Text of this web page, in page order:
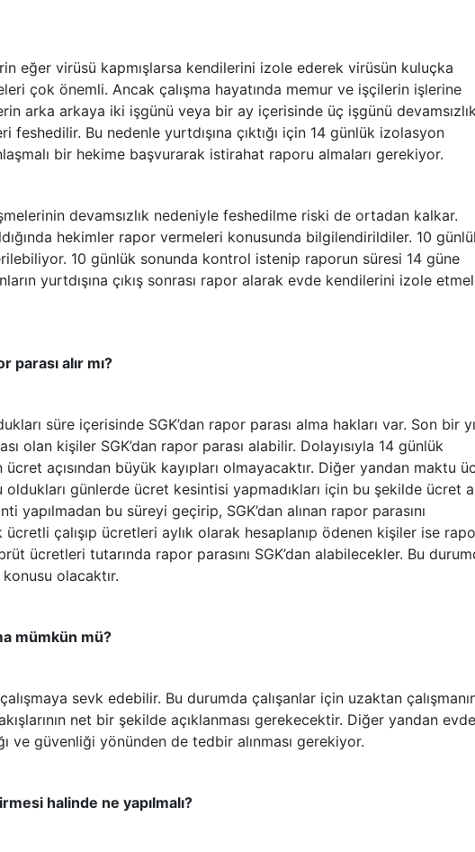
eğer virüsü kapmışlarsa kendilerini izole ederek virüsün kuluçka
çok önemli. Ancak çalışma hayatında memur ve işçilerin işlerine
arka arkaya iki işgünü veya bir ay içerisinde üç işgünü
feshedilir. Bu nedenle yurtdışına çıktığı için 14 günlük izolasyon
bir hekime başvurarak istirahat raporu almaları gerekiyor.
devamsızlık nedeniyle feshedilme riski de ortadan kalkar.
hekimler rapor vermeleri konusunda bilgilendirildiler. 10
10 günlük sonunda kontrol istenip raporun süresi 14 güne
yurtdışına çıkış sonrası rapor alarak evde kendilerini izole
parası alır mı?
süre içerisinde SGK’dan rapor parası alma hakları var. Son bir
olan kişiler SGK’dan rapor parası alabilir. Dolayısıyla 14 günlük
ücret açısından büyük kayıpları olmayacaktır. Diğer yandan maktu
günlerde ücret kesintisi yapmadıkları için bu şekilde ücret
yapılmadan bu süreyi geçirip, SGK’dan alınan rapor parasını
çalışıp ücretleri aylık olarak hesaplanıp ödenen kişiler ise
ücretleri tutarında rapor parasını SGK’dan alabilecekler. Bu
olacaktır.
mümkün mü?
sevk edebilir. Bu durumda çalışanlar için uzaktan
net bir şekilde açıklanması gerekecektir. Diğer yandan
ve güvenliği yönünden de tedbir alınması gerekiyor.
halinde ne yapılmalı?